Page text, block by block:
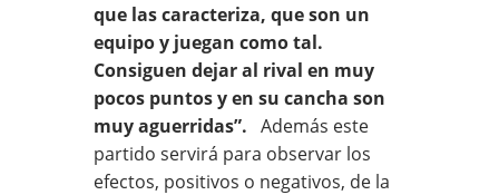
que las caracteriza, que son un
equipo y juegan como tal.
Consiguen dejar al rival en muy
pocos puntos y en su cancha son
muy aguerridas”. Además este
partido servirá para observar los
efectos, positivos o negativos, de la